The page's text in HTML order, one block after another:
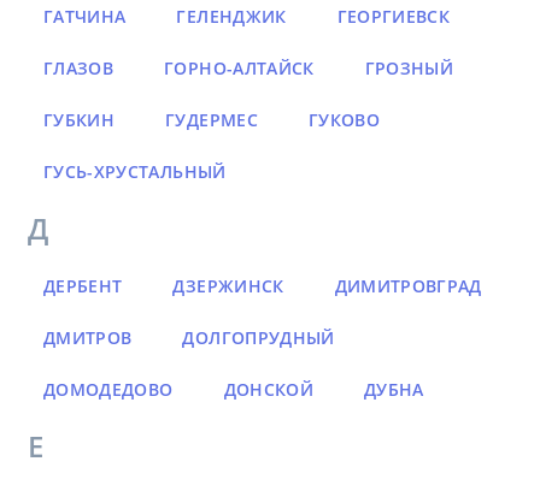
ГАТЧИНА ГЕЛЕНДЖИК ГЕОРГИЕВСК
ГЛАЗОВ ГОРНО-АЛТАЙСК ГРОЗНЫЙ
ГУБКИН ГУДЕРМЕС ГУКОВО
ГУСЬ-ХРУСТАЛЬНЫЙ
Д
ДЕРБЕНТ ДЗЕРЖИНСК ДИМИТРОВГРАД
ДМИТРОВ ДОЛГОПРУДНЫЙ
ДОМОДЕДОВО ДОНСКОЙ ДУБНА
Е